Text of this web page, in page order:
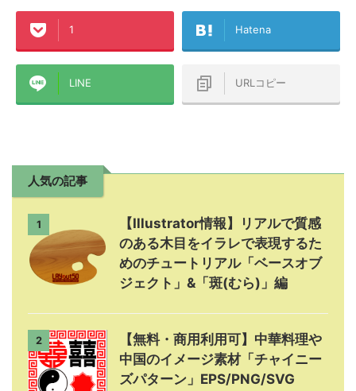
1 Hatena
LINE URLコピー
人気の記事
1
【Illustrator情報】リアルで質感
のある木目をイラレで表現するた
めのチュートリアル「ベースオブ
ジェクト」&「斑(むら)」編
2
【無料・商用利用可】中華料理や
中国のイメージ素材「チャイニー
ズパターン」EPS/PNG/SVG